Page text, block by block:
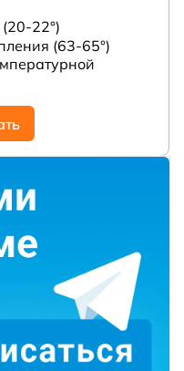
22°)
(63-65°)